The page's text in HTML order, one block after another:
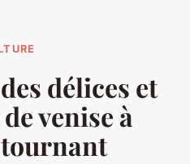
délices et
venise à